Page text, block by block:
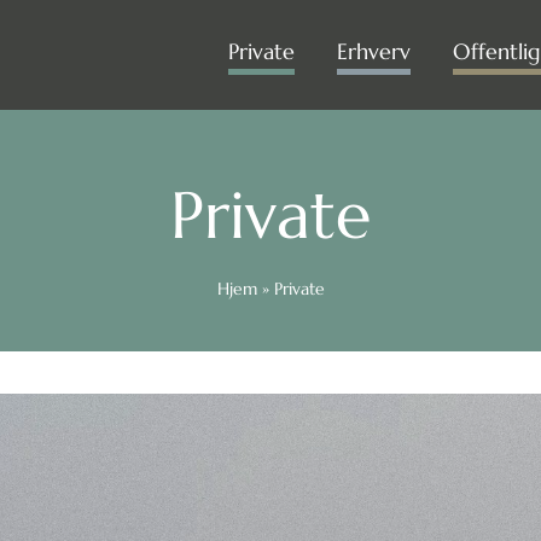
Private Erhverv Offentlig
Private
Hjem» Private